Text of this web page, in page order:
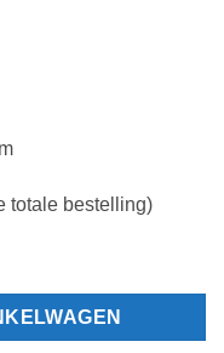
totale bestelling)